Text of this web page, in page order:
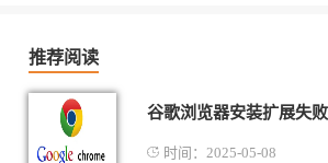
推荐阅读
时间：2025-05-08